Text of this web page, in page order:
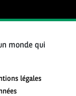
monde qui
légales